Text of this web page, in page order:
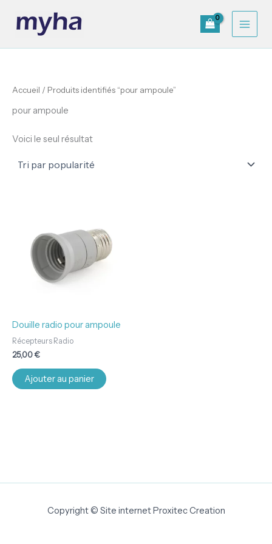
contenu
Accueil / Produits identifiés “pour ampoule”
pour ampoule
Voici le seul résultat
Douille radio pour ampoule
Récepteurs Radio
25,00€
Ajouter au panier
Copyright © Site internet Proxitec Creation